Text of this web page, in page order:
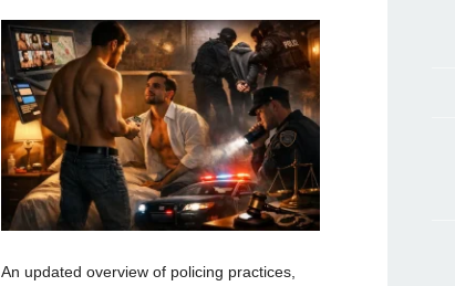
An updated overview of policing practices,